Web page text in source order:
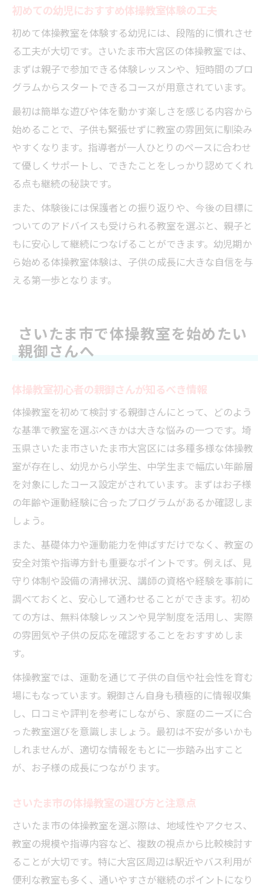
初めての幼児におすすめ体操教室体験の工夫
初めて体操教室を体験する幼児には、段階的に慣れさせ
る工夫が大切です。さいたま市大宮区の体操教室では、
まずは親子で参加できる体験レッスンや、短時間のプロ
グラムからスタートできるコースが用意されています。
最初は簡単な遊びや体を動かす楽しさを感じる内容から
始めることで、子供も緊張せずに教室の雰囲気に馴染み
やすくなります。指導者が一人ひとりのペースに合わせ
て優しくサポートし、できたことをしっかり認めてくれ
る点も継続の秘訣です。
また、体験後には保護者との振り返りや、今後の目標に
ついてのアドバイスも受けられる教室を選ぶと、親子と
もに安心して継続につなげることができます。幼児期か
ら始める体操教室体験は、子供の成長に大きな自信を与
える第一歩となります。
さいたま市で体操教室を始めたい
親御さんへ
体操教室初心者の親御さんが知るべき情報
体操教室を初めて検討する親御さんにとって、どのよう
な基準で教室を選ぶべきかは大きな悩みの一つです。埼
玉県さいたま市さいたま市大宮区には多種多様な体操教
室が存在し、幼児から小学生、中学生まで幅広い年齢層
を対象にしたコース設定がされています。まずはお子様
の年齢や運動経験に合ったプログラムがあるか確認しま
しょう。
また、基礎体力や運動能力を伸ばすだけでなく、教室の
安全対策や指導方針も重要なポイントです。例えば、見
守り体制や設備の清掃状況、講師の資格や経験を事前に
調べておくと、安心して通わせることができます。初め
ての方は、無料体験レッスンや見学制度を活用し、実際
の雰囲気や子供の反応を確認することをおすすめしま
す。
体操教室では、運動を通じて子供の自信や社会性を育む
場にもなっています。親御さん自身も積極的に情報収集
し、口コミや評判を参考にしながら、家庭のニーズに合
った教室選びを意識しましょう。最初は不安が多いかも
しれませんが、適切な情報をもとに一歩踏み出すこと
が、お子様の成長につながります。
さいたま市の体操教室の選び方と注意点
さいたま市の体操教室を選ぶ際は、地域性やアクセス、
教室の規模や指導内容など、複数の視点から比較検討す
ることが大切です。特に大宮区周辺は駅近やバス利用が
便利な教室も多く、通いやすさが継続のポイントになり